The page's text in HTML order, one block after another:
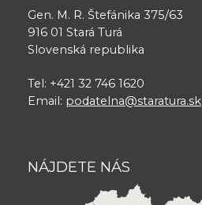
Gen. M. R. Štefánika 375/63
916 01 Stará Turá
Slovenská republika
Tel: +421 32 746 1620
Email: podatelna@staratura.sk
NÁJDETE NÁS